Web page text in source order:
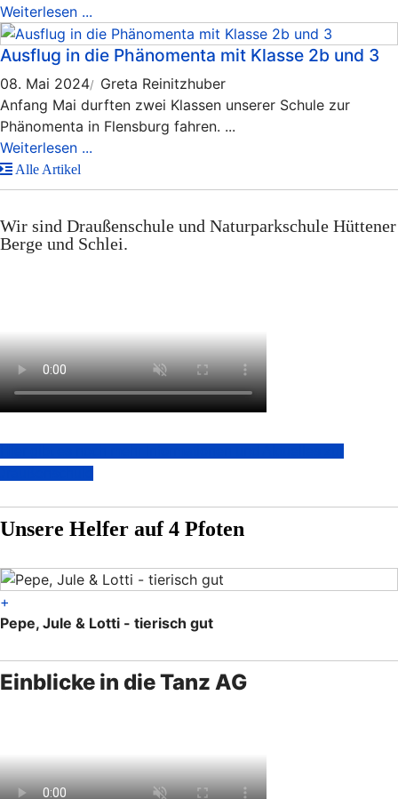
Weiterlesen ...
Ausflug in die Phänomenta mit Klasse 2b und 3
08. Mai 2024
Greta Reinitzhuber
Anfang Mai durften zwei Klassen unserer Schule zur
Phänomenta in Flensburg fahren. ...
Weiterlesen ...
Alle Artikel
Wir sind Draußenschule und Naturparkschule Hüttener
Berge und Schlei.
Unsere Helfer auf4 Pfoten
+
Pepe, Jule & Lotti - tierisch gut
Einblicke in die Tanz AG